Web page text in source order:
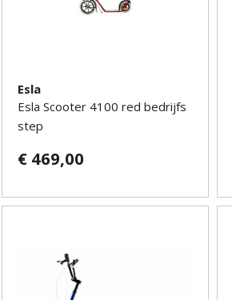
Esla
Esla Scooter 4100 red bedrijfs
step
€ 469,00